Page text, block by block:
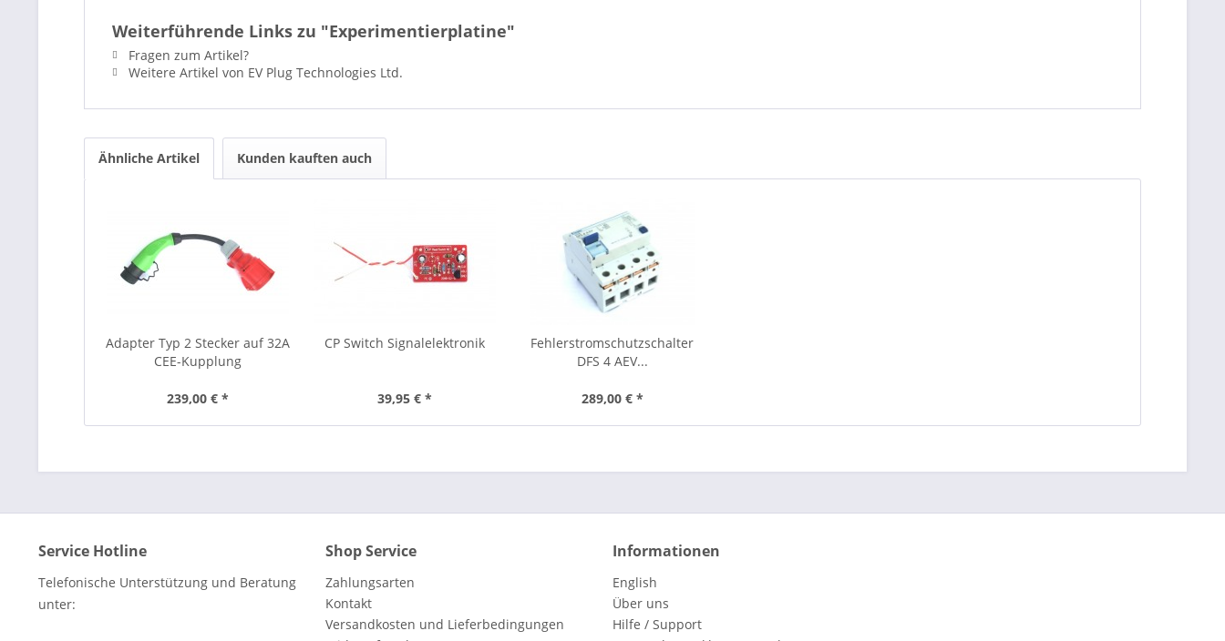
Weiterführende Links zu "Experimentierplatine"
Fragen zum Artikel?
Weitere Artikel von EV Plug Technologies Ltd.
Ähnliche Artikel Kunden kauften auch
Adapter Typ 2 Stecker auf 32A
CEE-Kupplung
239,00 € *
CP Switch Signalelektronik
39,95 € *
Fehlerstromschutzschalter
DFS 4 AEV...
289,00 € *
Service Hotline
Telefonische Unterstützung und Beratung
unter:
Shop Service
Zahlungsarten
Kontakt
Versandkosten und Lieferbedingungen
Informationen
English
Über uns
Hilfe / Support